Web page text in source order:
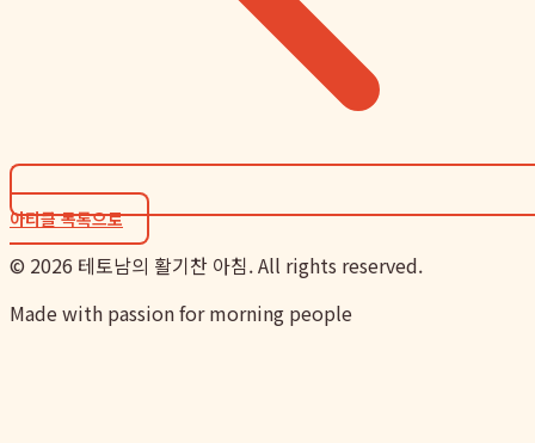
아티클 목록으로
© 2026 테토남의 활기찬 아침. All rights reserved.
Made with passion for morning people